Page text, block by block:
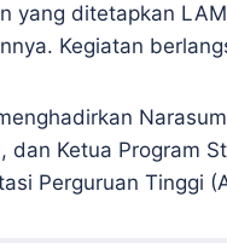
yang ditetapkan
Kegiatan
dan Ketua Program
Perguruan Tinggi